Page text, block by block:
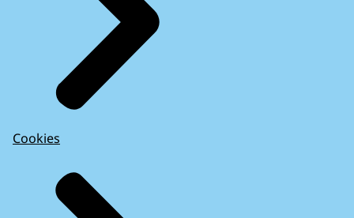
Cookies